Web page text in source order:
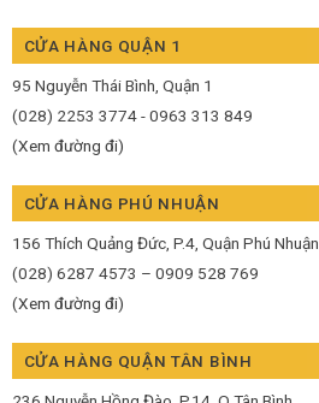
CỬA HÀNG QUẬN 1
95 Nguyễn Thái Bình, Quận 1
(028) 2253 3774 - 0963 313 849
(Xem đường đi)
CỬA HÀNG PHÚ NHUẬN
156 Thích Quảng Đức, P.4, Quận Phú Nhuận
(028) 6287 4573 – 0909 528 769
(Xem đường đi)
CỬA HÀNG QUẬN TÂN BÌNH